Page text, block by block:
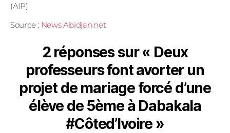
(AIP)
Source : News Abidjan.net
2 réponses sur « Deux
professeurs font avorter un
projet de mariage forcé d’une
élève de 5ème à Dabakala
#Côted’Ivoire »